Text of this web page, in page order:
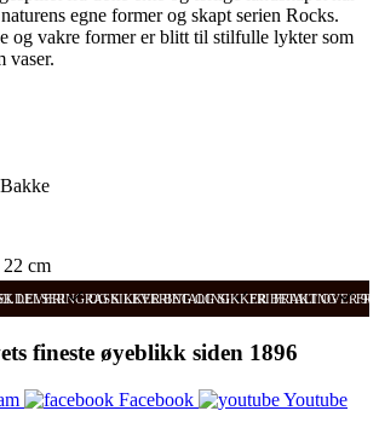
egne former og skapt serien Rocks.
og vakre former er blitt til stilfulle lykter som
vaser.
cm
LEVERING OG SIKKER BETALING FRI FRAKT OVER
RASK LEVERING OG SIKKER BETALING
fineste øyeblikk siden 1896
Facebook
Youtube